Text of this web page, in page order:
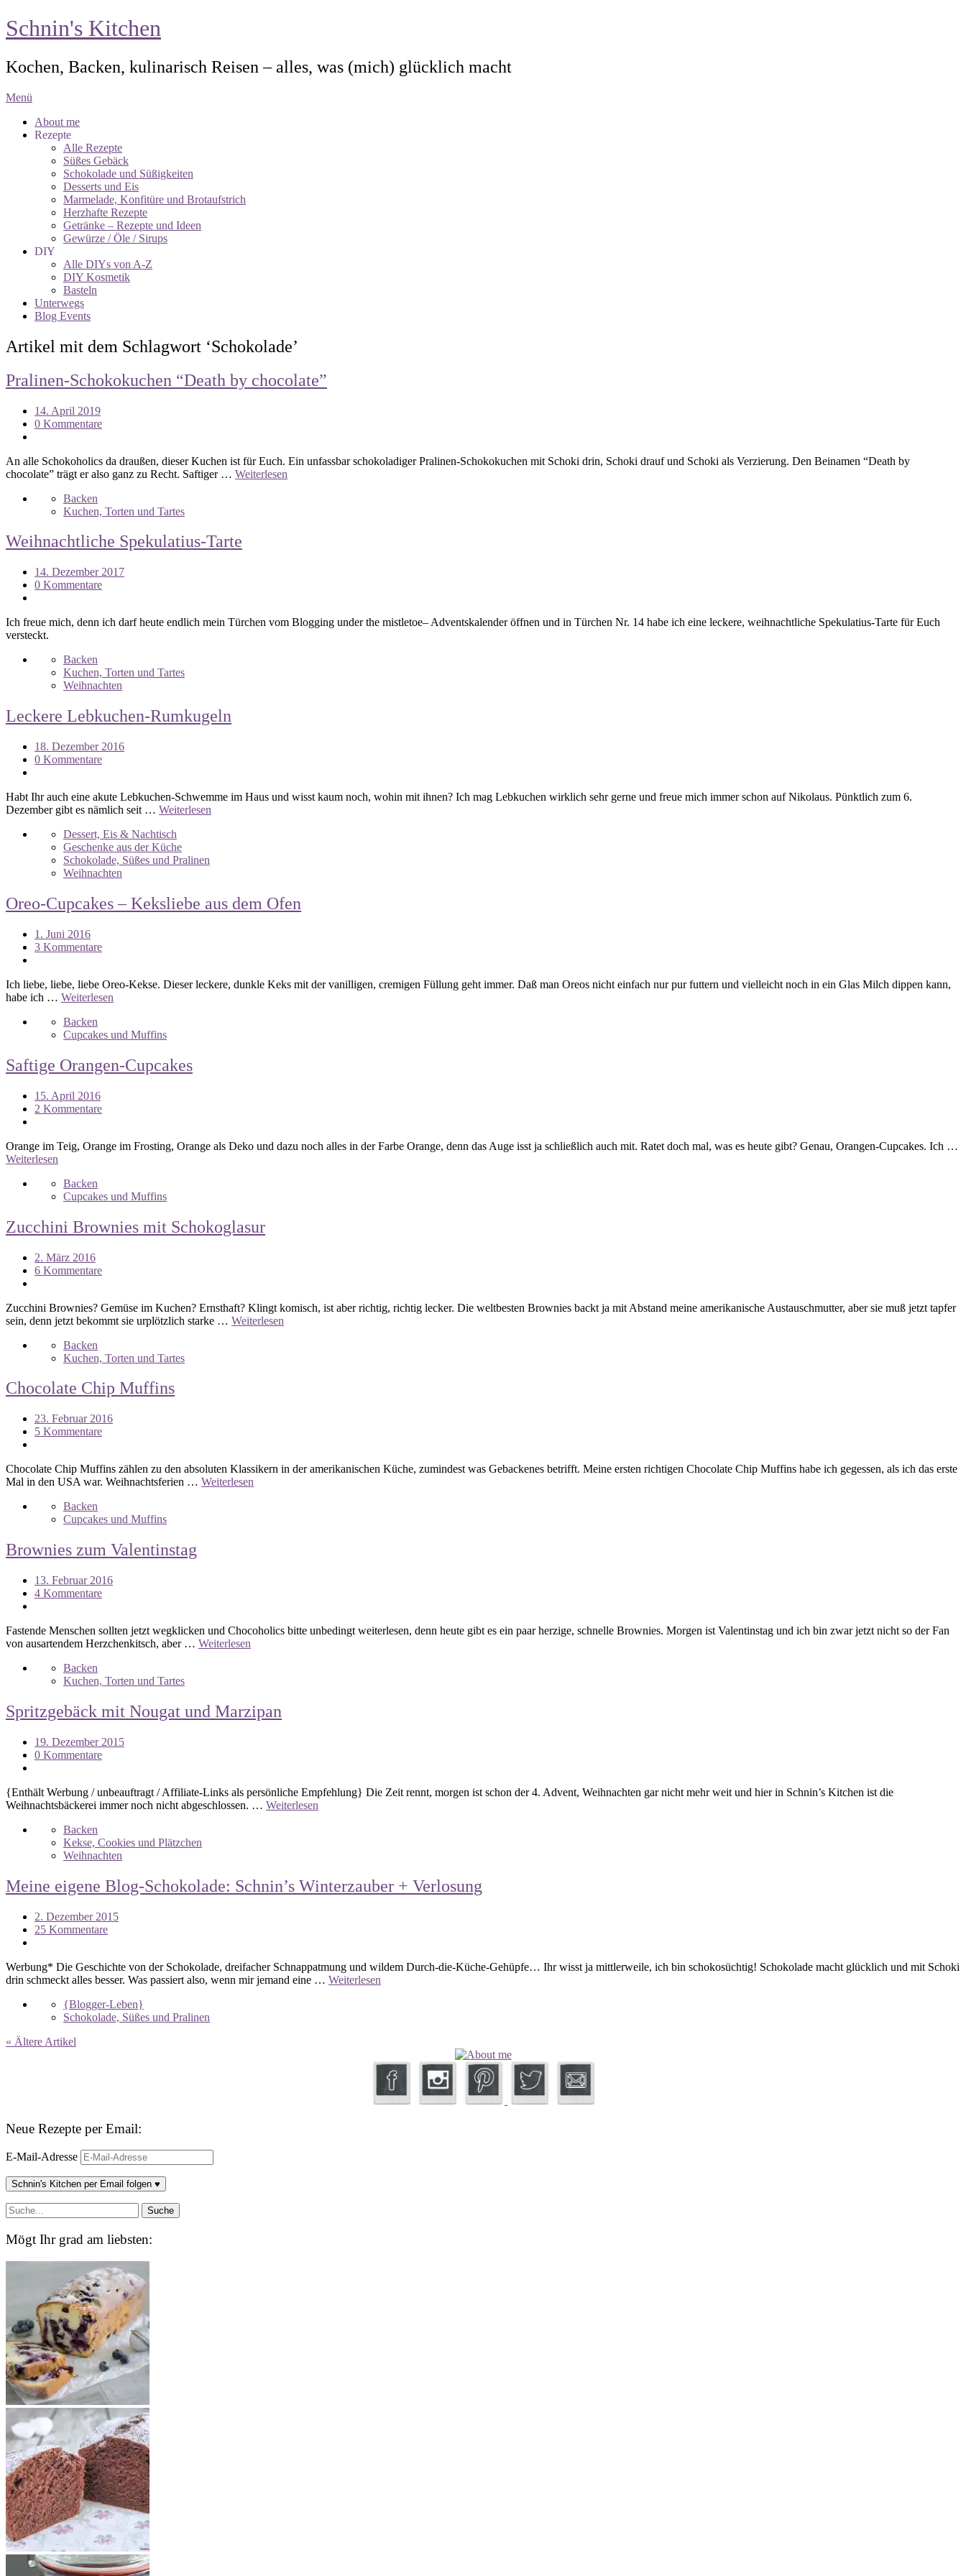
Schnin's Kitchen
Kochen, Backen, kulinarisch Reisen – alles, was (mich) glücklich macht
Menü
About me
Rezepte
Alle Rezepte
Süßes Gebäck
Schokolade und Süßigkeiten
Desserts und Eis
Marmelade, Konfitüre und Brotaufstrich
Herzhafte Rezepte
Getränke – Rezepte und Ideen
Gewürze / Öle / Sirups
DIY
Alle DIYs von A-Z
DIY Kosmetik
Basteln
Unterwegs
Blog Events
Artikel mit dem Schlagwort ‘Schokolade’
Pralinen-Schokokuchen “Death by chocolate”
14. April 2019
0 Kommentare
An alle Schokoholics da draußen, dieser Kuchen ist für Euch. Ein unfassbar schokoladiger Pralinen-Schokokuchen mit Schoki drin, Schoki drauf und Schoki als Verzierung. Den Beinamen “Death by
chocolate” trägt er also ganz zu Recht. Saftiger … Weiterlesen
Backen
Kuchen, Torten und Tartes
Weihnachtliche Spekulatius-Tarte
14. Dezember 2017
0 Kommentare
Ich freue mich, denn ich darf heute endlich mein Türchen vom Blogging under the mistletoe– Adventskalender öffnen und in Türchen Nr. 14 habe ich eine leckere, weihnachtliche Spekulatius-Tarte für Euch
versteckt.
Backen
Kuchen, Torten und Tartes
Weihnachten
Leckere Lebkuchen-Rumkugeln
18. Dezember 2016
0 Kommentare
Habt Ihr auch eine akute Lebkuchen-Schwemme im Haus und wisst kaum noch, wohin mit ihnen? Ich mag Lebkuchen wirklich sehr gerne und freue mich immer schon auf Nikolaus. Pünktlich zum 6.
Dezember gibt es nämlich seit … Weiterlesen
Dessert, Eis & Nachtisch
Geschenke aus der Küche
Schokolade, Süßes und Pralinen
Weihnachten
Oreo-Cupcakes – Keksliebe aus dem Ofen
1. Juni 2016
3 Kommentare
Ich liebe, liebe, liebe Oreo-Kekse. Dieser leckere, dunkle Keks mit der vanilligen, cremigen Füllung geht immer. Daß man Oreos nicht einfach nur pur futtern und vielleicht noch in ein Glas Milch dippen kann,
habe ich … Weiterlesen
Backen
Cupcakes und Muffins
Saftige Orangen-Cupcakes
15. April 2016
2 Kommentare
Orange im Teig, Orange im Frosting, Orange als Deko und dazu noch alles in der Farbe Orange, denn das Auge isst ja schließlich auch mit. Ratet doch mal, was es heute gibt? Genau, Orangen-Cupcakes. Ich …
Weiterlesen
Backen
Cupcakes und Muffins
Zucchini Brownies mit Schokoglasur
2. März 2016
6 Kommentare
Zucchini Brownies? Gemüse im Kuchen? Ernsthaft? Klingt komisch, ist aber richtig, richtig lecker. Die weltbesten Brownies backt ja mit Abstand meine amerikanische Austauschmutter, aber sie muß jetzt tapfer
sein, denn jetzt bekommt sie urplötzlich starke … Weiterlesen
Backen
Kuchen, Torten und Tartes
Chocolate Chip Muffins
23. Februar 2016
5 Kommentare
Chocolate Chip Muffins zählen zu den absoluten Klassikern in der amerikanischen Küche, zumindest was Gebackenes betrifft. Meine ersten richtigen Chocolate Chip Muffins habe ich gegessen, als ich das erste
Mal in den USA war. Weihnachtsferien … Weiterlesen
Backen
Cupcakes und Muffins
Brownies zum Valentinstag
13. Februar 2016
4 Kommentare
Fastende Menschen sollten jetzt wegklicken und Chocoholics bitte unbedingt weiterlesen, denn heute gibt es ein paar herzige, schnelle Brownies. Morgen ist Valentinstag und ich bin zwar jetzt nicht so der Fan
von ausartendem Herzchenkitsch, aber … Weiterlesen
Backen
Kuchen, Torten und Tartes
Spritzgebäck mit Nougat und Marzipan
19. Dezember 2015
0 Kommentare
{Enthält Werbung / unbeauftragt / Affiliate-Links als persönliche Empfehlung} Die Zeit rennt, morgen ist schon der 4. Advent, Weihnachten gar nicht mehr weit und hier in Schnin’s Kitchen ist die
Weihnachtsbäckerei immer noch nicht abgeschlossen. … Weiterlesen
Backen
Kekse, Cookies und Plätzchen
Weihnachten
Meine eigene Blog-Schokolade: Schnin’s Winterzauber + Verlosung
2. Dezember 2015
25 Kommentare
Werbung* Die Geschichte von der Schokolade, dreifacher Schnappatmung und wildem Durch-die-Küche-Gehüpfe… Ihr wisst ja mittlerweile, ich bin schokosüchtig! Schokolade macht glücklich und mit Schoki
drin schmeckt alles besser. Was passiert also, wenn mir jemand eine … Weiterlesen
{Blogger-Leben}
Schokolade, Süßes und Pralinen
« Ältere Artikel
Neue Rezepte per Email:
E-Mail-Adresse
Schnin's Kitchen per Email folgen ♥
Mögt Ihr grad am liebsten: